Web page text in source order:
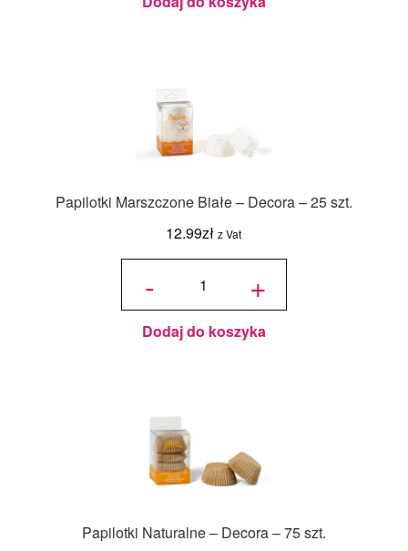
Papilotki Marszczone Białe – Decora – 25 szt.
12.99zł z Vat
-
ilość
Białe -
Decora - 25
szt. +
Dodaj do koszyka
Papilotki Naturalne – Decora – 75 szt.